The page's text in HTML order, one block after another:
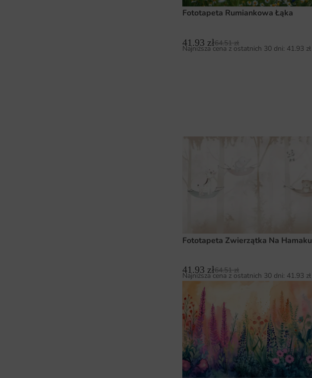
Fototapeta Rumiankowa Łąka
41.93 zł64.51zł
Najniższa cena z ostatnich 30 dni: 41.93 zł
Fototapeta Zwierzątka Na Hamaku
41.93 zł64.51zł
Najniższa cena z ostatnich 30 dni: 41.93 zł